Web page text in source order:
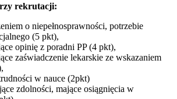
rekrutacji:
o niepełnosprawności, potrzebie
(5 pkt),
opinię z poradni PP (4 pkt),
zaświadczenie lekarskie ze wskazaniem
w nauce (2pkt)
zdolności, mające osiągnięcia w